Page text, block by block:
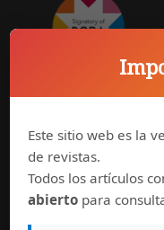
Síguenos en
Este sitio web es la
de revistas.
Todos los artículos
abierto para